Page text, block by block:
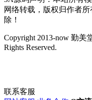
网络转载，版权归作者
除！
Copyright 2013-now 勤美
Rights Reserved.
联系客服